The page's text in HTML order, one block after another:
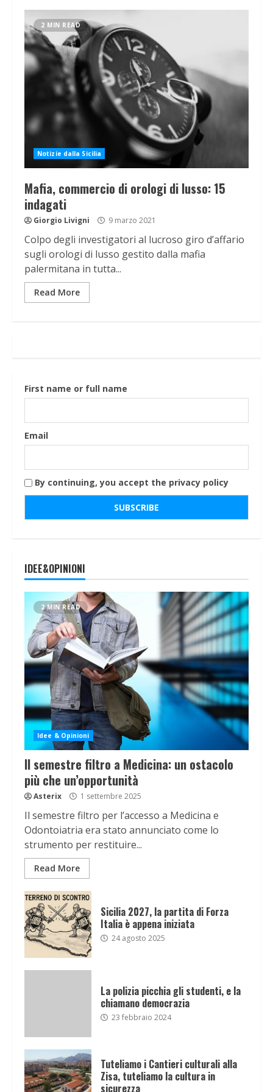
2 MIN READ
Notizie dalla Sicilia
Mafia, commercio di orologi di lusso: 15
indagati
Giorgio Livigni 9 marzo 2021
Colpo degli investigatori al lucroso giro d’affario
sugli orologi di lusso gestito dalla mafia
palermitana in tutta...
Read More
First name or full name
Email
By continuing, you accept the privacy policy
IDEE&OPINIONI
2 MIN READ
Idee & Opinioni
Il semestre filtro a Medicina: un ostacolo
più che un’opportunità
Asterix 1 settembre 2025
Il semestre filtro per l’accesso a Medicina e
Odontoiatria era stato annunciato come lo
strumento per restituire...
Read More
Sicilia 2027, la partita di Forza
Italia è appena iniziata
24 agosto 2025
La polizia picchia gli studenti, e la
chiamano democrazia
23 febbraio 2024
Tuteliamo i Cantieri culturali alla
Zisa, tuteliamo la cultura in
sicurezza